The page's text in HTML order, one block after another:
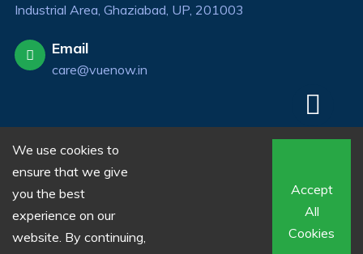
Industrial Area, Ghaziabad, UP, 201003
Email
care@vuenow.in
© 2024 VueNowOnline.All Rights Reserved.
Privacy Policy Terms & Conditions
We use cookies to
ensure that we give
you the best
experience on our
website. By continuing,
Accept
All
Cookies